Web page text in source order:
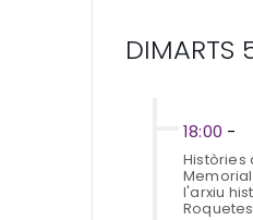
DIMARTS
18:00 -
Històries
l'arxiu
Roquetes